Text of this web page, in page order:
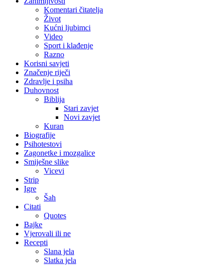
Komentari čitatelja
Život
Kućni ljubimci
Video
Sport i klađenje
Razno
Korisni savjeti
Značenje riječi
Zdravlje i psiha
Duhovnost
Biblija
Stari zavjet
Novi zavjet
Kuran
Biografije
Psihotestovi
Zagonetke i mozgalice
Smiješne slike
Vicevi
Strip
Igre
Šah
Citati
Quotes
Bajke
Vjerovali ili ne
Recepti
Slana jela
Slatka jela